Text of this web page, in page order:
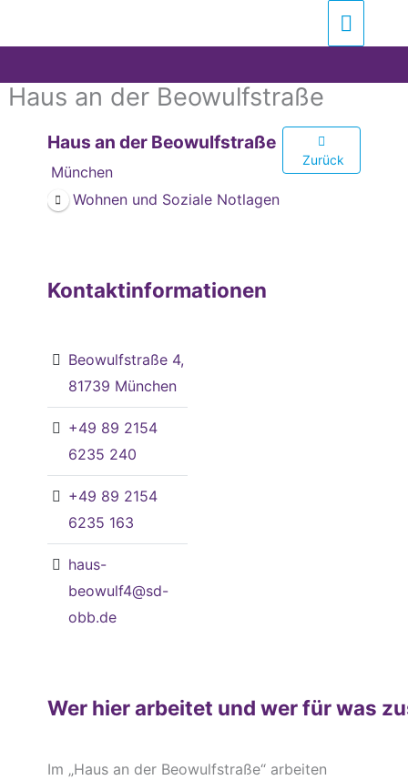
Haus an der Beowulfstraße
Haus an der Beowulfstraße
München
Wohnen und Soziale Notlagen
Zurück
Kontaktinformationen
Beowulfstraße 4,
81739 München
+49 89 2154
6235 240
+49 89 2154
6235 163
haus-
beowulf4@sd-
obb.de
Wer hier arbeitet und wer für was
Im „Haus an der Beowulfstraße“ arbeiten